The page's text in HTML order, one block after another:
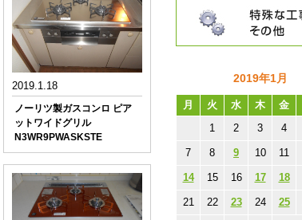
2019.1.18
ノーリツ製ガスコンロ ピア
ットワイドグリル
N3WR9PWASKSTE
2019年1月
月 火 水 木 金
1
2 3 4
7 8 9 10 11
14 15 16 17 18
21 22 23 24 25